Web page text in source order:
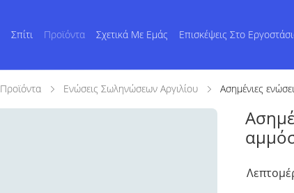
Σπίτι Προϊόντα Σχετικά Με Εμάς Επισκέψεις Στο
Προϊόντα Ενώσεις Σωληνώσεων Αργιλίου Ασημένιες